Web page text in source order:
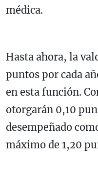
médica.
Hasta ahora, la
puntos por cada
en esta función.
otorgarán 0,10
desempeñado
máximo de 1,20